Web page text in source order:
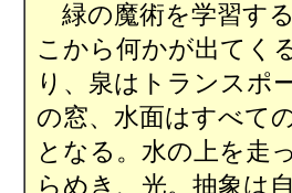
緑の魔術を学習す
こから何かが出てく
り、泉はトランスポ
の窓、水面はすべて
となる。水の上を走
らめき、光。抽象は